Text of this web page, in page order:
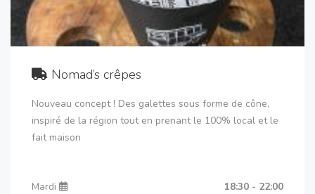
Nomad’s crêpes
Nouveau concept ! Des galettes sous forme de cône,
inspiré de la région tout en prenant le 100% local et le
fait maison
Mardi
18:30 - 22:00